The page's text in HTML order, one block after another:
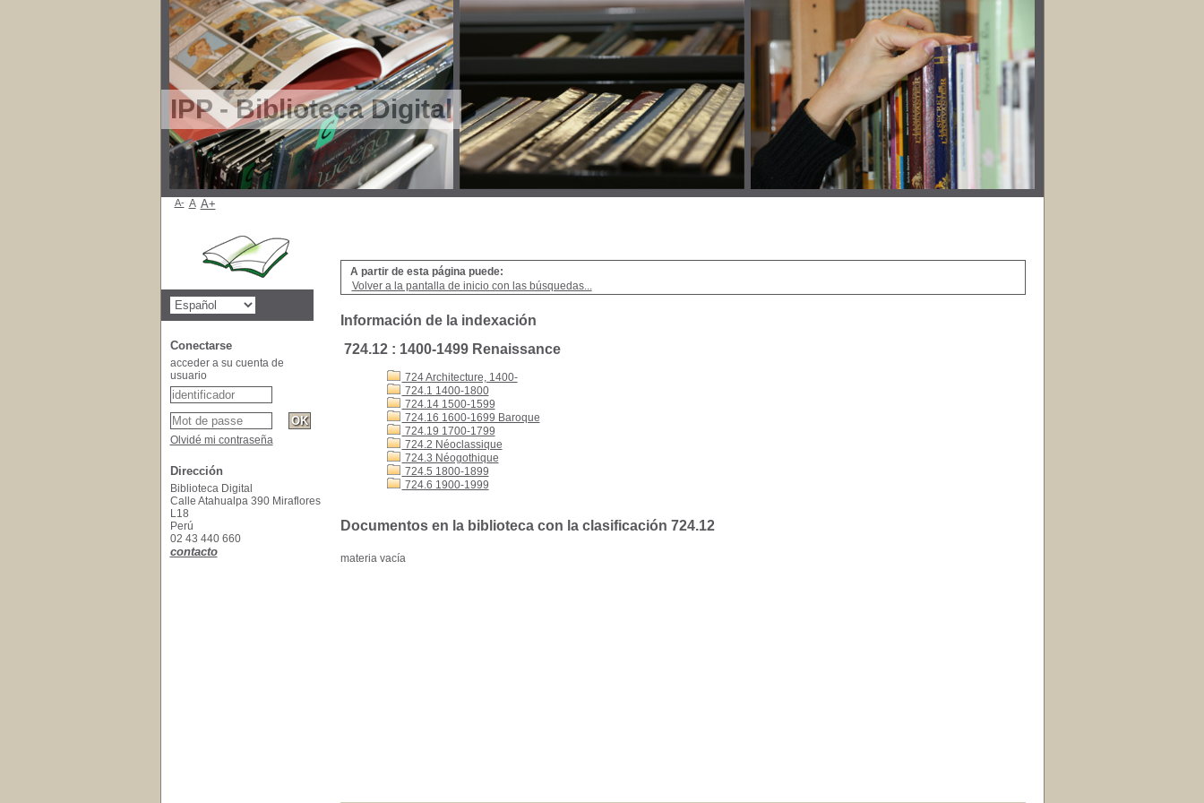
IPP - Biblioteca Digital
A partir de esta página puede:
Volver a la pantalla de inicio con las búsquedas...
Información de la indexación
724.12 : 1400-1499 Renaissance
724 Architecture, 1400-
724.1 1400-1800
724.14 1500-1599
724.16 1600-1699 Baroque
724.19 1700-1799
724.2 Néoclassique
724.3 Néogothique
724.5 1800-1899
724.6 1900-1999
Documentos en la biblioteca con la clasificación 724.12
materia vacía
A- A A+
Conectarse
acceder a su cuenta de
usuario
Olvidé mi contraseña
Dirección
Biblioteca Digital
Calle Atahualpa 390 Miraflores
L18
Perú
02 43 440 660
contacto